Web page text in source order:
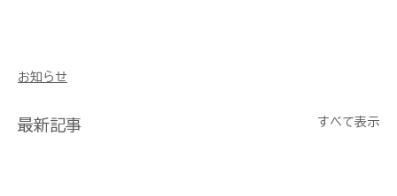
お知らせ
最新記事 すべて表示